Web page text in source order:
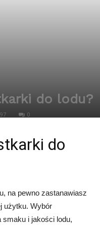
do lodu?
0
do
na pewno zastanawiasz
użytku. Wybór
smaku i jakości lodu,